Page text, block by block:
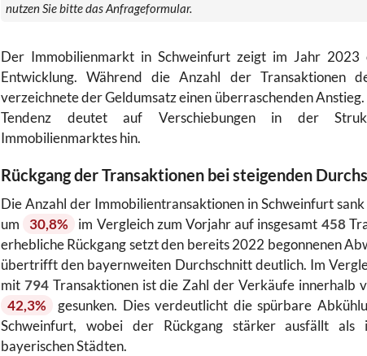
nutzen Sie bitte das Anfrageformular.
Der Immobilienmarkt in Schweinfurt zeigt im Jahr 2023
Entwicklung. Während die Anzahl der Transaktionen
verzeichnete der Geldumsatz einen überraschenden
Tendenz deutet auf Verschiebungen in der
Immobilienmarktes hin.
Rückgang der Transaktionen bei steigenden
Die Anzahl der Immobilientransaktionen in Schweinfurt
um
30,8% im Vergleich zum Vorjahr auf insgesamt 458
erhebliche Rückgang setzt den bereits 2022 begonnenen
übertrifft den bayernweiten Durchschnitt deutlich. Im
mit 794Transaktionen ist die Zahl der Verkäufe innerhalb
42,3%
gesunken. Dies verdeutlicht die spürbare
Schweinfurt, wobei der Rückgang stärker ausfällt als
bayerischen Städten.